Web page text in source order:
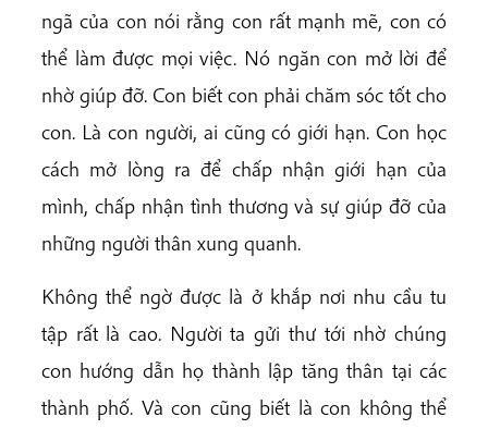
ngã của con nói rằng con rất mạnh mẽ, con có
thể làm được mọi việc. Nó ngăn con mở lời để
nhờ giúp đỡ. Con biết con phải chăm sóc tốt cho
con. Là con người, ai cũng có giới hạn. Con học
cách mở lòng ra để chấp nhận giới hạn của
mình, chấp nhận tình thương và sự giúp đỡ của
những người thân xung quanh.
Không thể ngờ được là ở khắp nơi nhu cầu tu
tập rất là cao. Người ta gửi thư tới nhờ chúng
con hướng dẫn họ thành lập tăng thân tại các
thành phố. Và con cũng biết là con không thể